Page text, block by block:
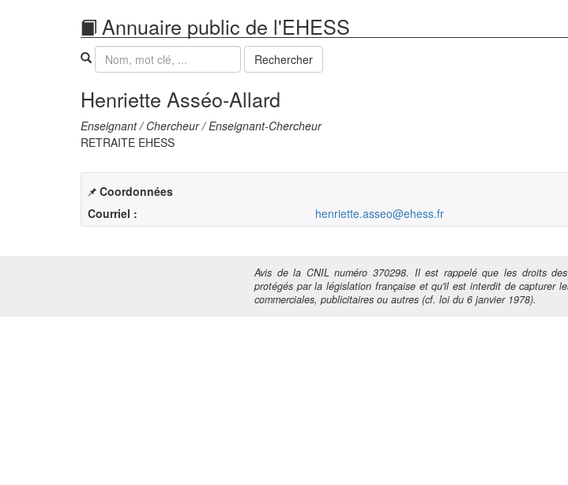
Annuaire public de l'EHESS
Recherche Rechercher
Henriette Asséo-Allard
Enseignant / Chercheur / Enseignant-Chercheur
RETRAITE EHESS
Coordonnées
Courriel :
henriette.asseo@ehess.fr
Avis de la CNIL numéro 370298. Il est rappelé que les droits
protégés par la législation française et qu'il est interdit de capturer
commerciales, publicitaires ou autres (cf. loi du 6 janvier 1978).